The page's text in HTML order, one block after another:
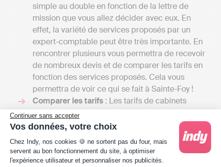
Continuer sans accepter
Vos données, votre choix
Plateforme de Gestion du Consentement :
Chez Indy, nos cookies 🍪 ne sortent pas du four, mais
servent au bon fonctionnement du site, à optimiser
l'expérience utilisateur et personnaliser nos publicités.
simple au double en fonction de la lettre de
mission que vous allez décider avec eux. En
effet, la variété de services proposés par un
expert-comptable peut être très importante. En
rencontrer plusieurs vous permettra de recevoir
de nombreux devis et de comparer les tarifs en
fonction des services proposés. Cela vous
permettra de voir ce qui se fait à Sainte-Foy !
Comparer les tarifs : Les tarifs de cabinets
d’expertise comptable en France peuvent aller
de 1000 à 2000 euros HT par an pour les
petites structures à plusieurs milliers d’euros en
fonction de si votre entreprise a des besoins
simples de comptabilité de trésorerie ou une